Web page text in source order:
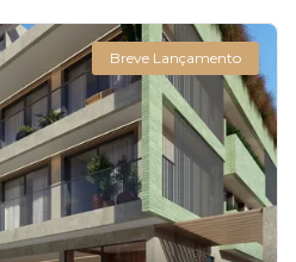
Breve Lançamento